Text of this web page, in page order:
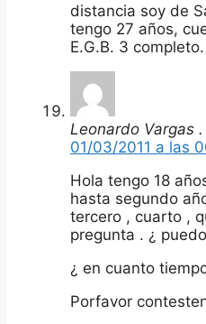
distancia soy de
tengo 27 años,
E.G.B. 3
Leonardo Vargas .
01/03/2011 a las
Hola tengo 18
hasta segundo
tercero , cuarto ,
pregunta . ¿
¿ en cuanto
Porfavor